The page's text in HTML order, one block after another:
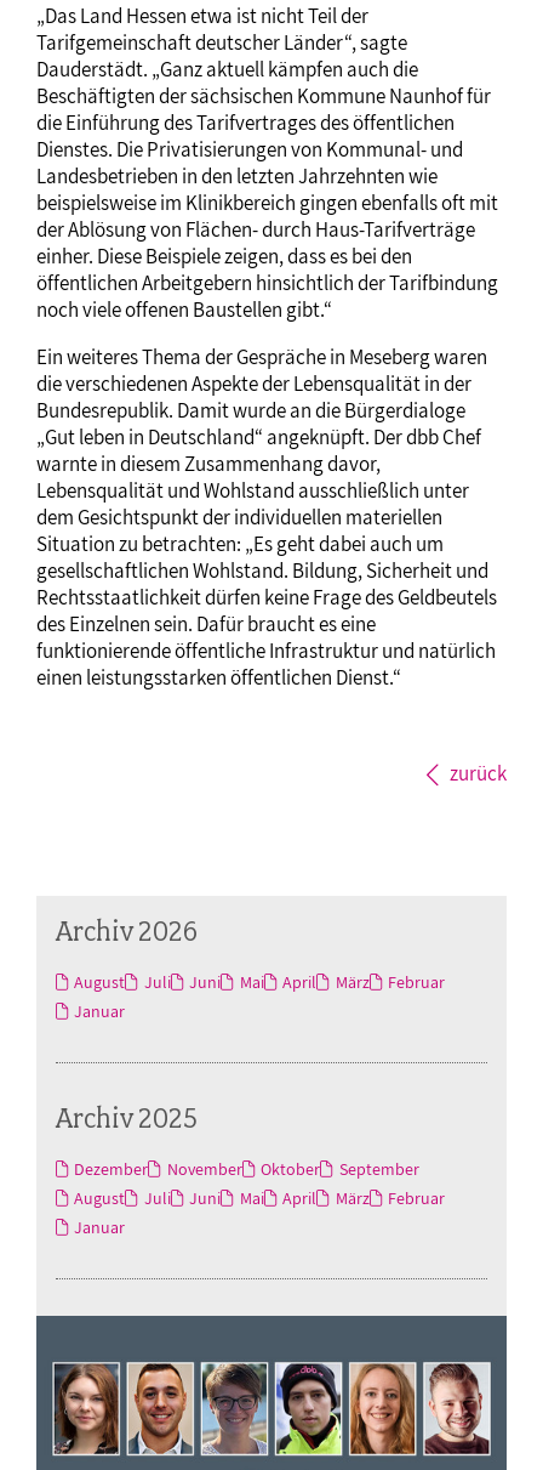
„Das Land Hessen etwa ist nicht Teil der
Tarifgemeinschaft deutscher Länder“, sagte
Dauderstädt. „Ganz aktuell kämpfen auch die
Beschäftigten der sächsischen Kommune Naunhof für
die Einführung des Tarifvertrages des öffentlichen
Dienstes. Die Privatisierungen von Kommunal- und
Landesbetrieben in den letzten Jahrzehnten wie
beispielsweise im Klinikbereich gingen ebenfalls oft mit
der Ablösung von Flächen- durch Haus-Tarifverträge
einher. Diese Beispiele zeigen, dass es bei den
öffentlichen Arbeitgebern hinsichtlich der Tarifbindung
noch viele offenen Baustellen gibt.“
Ein weiteres Thema der Gespräche in Meseberg waren
die verschiedenen Aspekte der Lebensqualität in der
Bundesrepublik. Damit wurde an die Bürgerdialoge
„Gut leben in Deutschland“ angeknüpft. Der dbb Chef
warnte in diesem Zusammenhang davor,
Lebensqualität und Wohlstand ausschließlich unter
dem Gesichtspunkt der individuellen materiellen
Situation zu betrachten: „Es geht dabei auch um
gesellschaftlichen Wohlstand. Bildung, Sicherheit und
Rechtsstaatlichkeit dürfen keine Frage des Geldbeutels
des Einzelnen sein. Dafür braucht es eine
funktionierende öffentliche Infrastruktur und natürlich
einen leistungsstarken öffentlichen Dienst.“
zurück
Archiv 2026
August Juli Juni Mai April März
Februar
Januar
Archiv 2025
Dezember November Oktober
September
August
Juli Juni Mai April März
Februar
Januar